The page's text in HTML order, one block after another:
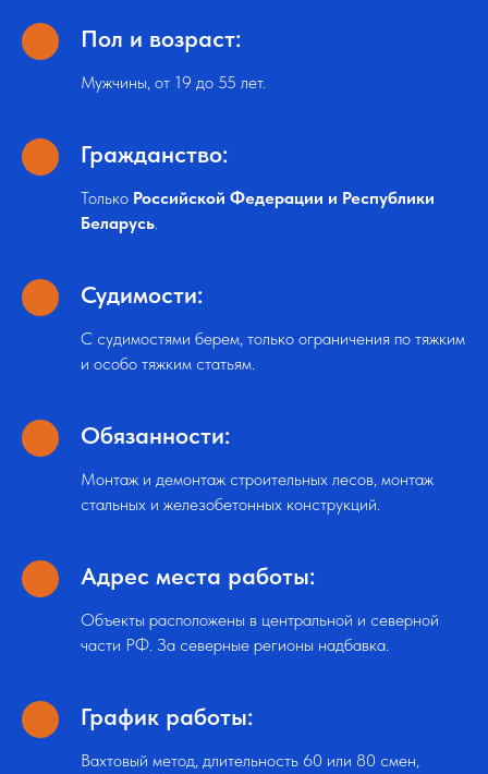
Пол и возраст:
Мужчины, от 19 до 55 лет.
Гражданство:
Только Российской Федерации и Республики
Беларусь.
Судимости:
С судимостями берем, только ограничения по тяжким
и особо тяжким статьям.
Обязанности:
Монтаж и демонтаж строительных лесов, монтаж
стальных и железобетонных конструкций.
Адрес места работы:
Объекты расположены в центральной и северной
части РФ. За северные регионы надбавка.
График работы:
Вахтовый метод, длительность 60 или 80 смен,